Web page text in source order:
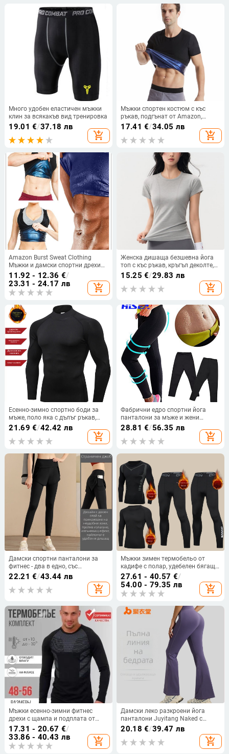
Много удобен еластичен мъжки
клин за всякакъв вид тренировка
19.01 €/37.18 лв
add_shopping_cart
Мъжки спортен костюм с къс
ръкав, подгънат от Amazon,
спортен корсет, оформящо бельо,
европейски и американски
спортове с къс ръкав
17.41 €/34.05 лв
add_shopping_cart
Amazon Burst Sweat Clothing
Мъжки и дамски спортни дрехи
за изгаряне на мазнини, коремни
упражнения, Burst Sweat Vest,
бягане, спортни дрехи, дрехи за
оформяне на тялото, дрехи за
йога
11.92 - 12.36 €/
23.31 - 24.17 лв
add_shopping_cart
Женска дишаща безшевна йога
топ с къс ръкав, кръгъл деколте,
еластична прилепнала кройка,
бързосъхнеща за лято
15.25 €/29.83 лв
add_shopping_cart
Есенно-зимно спортно боди за
мъже, поло яка с дълъг ръкав,
кадифено топло, еластично,
бързосъхнещо, фитнес, бягане,
компресионно облекло
21.69 €/42.42 лв
add_shopping_cart
Фабрични едро спортни йога
панталони за мъже и жени
бодибилдинг потни оформящи
тялото сауна панталони бягащи
самозагряващи се спортни
28.81 €/56.35 лв
add_shopping_cart
Дамски спортни панталони за
фитнес - два в едно, със
странични джобове, дълги за
тичане, пролетни пилатес и йога,
голям размер
22.21 €/43.44 лв
add_shopping_cart
Мъжки зимен термобельо от
кадифе с полар, удебелен бягащ
костюм, студоустойчив, спортен,
тесен, есенен, с дълги панталони
27.61 - 40.57 €/
54.00 - 79.35 лв
add_shopping_cart
Мъжки есенно-зимни фитнес
дрехи с щампа и подплата от
полар, високоеластични,
дишащи, с база, топла дреха
17.31 - 20.67 €/
33.86 - 40.43 лв
add_shopping_cart
Дамски леко разкроени йога
панталони Juyitang Naked с
висока еластичност, повдигащи
ханша и прилепнали към тялото,
за лятото
20.18 €/39.47 лв
add_shopping_cart